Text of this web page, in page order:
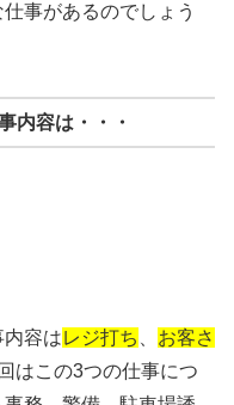
事があるのでしょう
内容は・・・
内容はレジ打ち
お客さ
はこの3つの仕事につ